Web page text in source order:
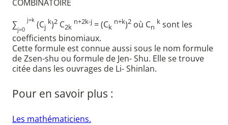
COMBINATOIRE
∑j=0
j=k (Cj
k)2 C2k
n+2k-j = (Ck
n+k)2 où Cn
k sont les
coefficients binomiaux.
Cette formule est connue aussi sous le nom formule
de Zsen-shu ou formule de Jen- Shu. Elle se trouve
citée dans les ouvrages de Li- Shinlan.
Pour en savoir plus :
Les mathématiciens.